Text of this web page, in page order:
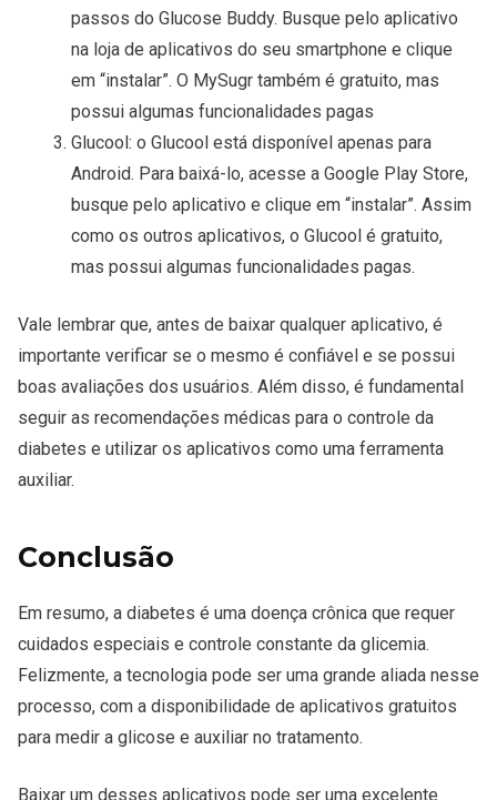
passos do Glucose Buddy. Busque pelo aplicativo
na loja de aplicativos do seu smartphone e clique
em “instalar”. O MySugr também é gratuito, mas
possui algumas funcionalidades pagas
Glucool: o Glucool está disponível apenas para
Android. Para baixá-lo, acesse a Google Play Store,
busque pelo aplicativo e clique em “instalar”. Assim
como os outros aplicativos, o Glucool é gratuito,
mas possui algumas funcionalidades pagas.
Vale lembrar que, antes de baixar qualquer aplicativo, é
importante verificar se o mesmo é confiável e se possui
boas avaliações dos usuários. Além disso, é fundamental
seguir as recomendações médicas para o controle da
diabetes e utilizar os aplicativos como uma ferramenta
auxiliar.
Conclusão
Em resumo, a diabetes é uma doença crônica que requer
cuidados especiais e controle constante da glicemia.
Felizmente, a tecnologia pode ser uma grande aliada nesse
processo, com a disponibilidade de aplicativos gratuitos
para medir a glicose e auxiliar no tratamento.
Baixar um desses aplicativos pode ser uma excelente